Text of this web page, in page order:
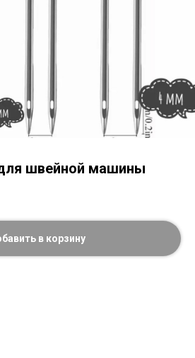
швейной машины
в корзину